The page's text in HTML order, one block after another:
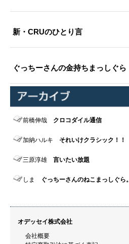
新・CRUのひとり言
ぐっちーさんの金持ちまっしぐら
前橋伸哉 クロコダイル通信
加納ハルキ それいけクラシック！！
三原淳雄 言いたい放題
しま ぐっちーさんのねこまっしぐら。
オデッセイ株式会社
会社概要